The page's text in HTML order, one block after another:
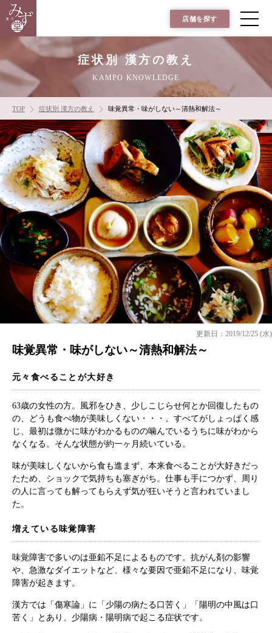
店舗を探す
症状別 漢方の教え
KAMPO KNOWLEDGE
TOP 症状別 漢方の教え 味覚異常・味がしない～清熱和解法～
更新日：2019/12/25 (水)
味覚異常・味がしない～清熱和解法～
元々食べることが大好き
63歳の女性の方。風邪をひき、少しこじらせ何とか回復したもの
の、どうも食べ物が美味しくない・・・。すべてがしょっぱく感
じ、最初は微かに味がわかるものの噛んでいるうちに味がわから
なくなる。そんな状態が約一ヶ月続いている。
味が美味しくないから食も進まず、本来食べることが大好きだっ
たため、ショックで気持ちも塞ぎがち。仕事も手につかず、周り
の人に言っても解ってもらえず気が狂いそうと言われていまし
た。
増えている味覚障害
味覚障害で多いのは亜鉛不足によるものです。抗がん剤の影響
や、急激なダイエットなど、様々な要因で亜鉛不足になり、味覚
障害が起きます。
漢方では「傷寒論」に「少陽の病たる口苦く」「陽明の中風は口
苦く」とあり、少陽病・陽明病で起こる症状です。